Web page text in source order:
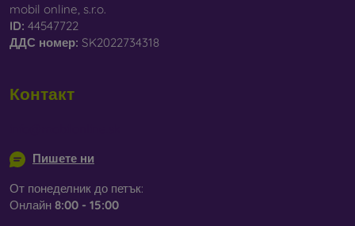
mobil online, s.r.o.
ID: 44547722
ДДС ​​номер: SK2022734318
Контакт
Пишете ни
От понеделник до петък:
Онлайн 8:00 - 15:00